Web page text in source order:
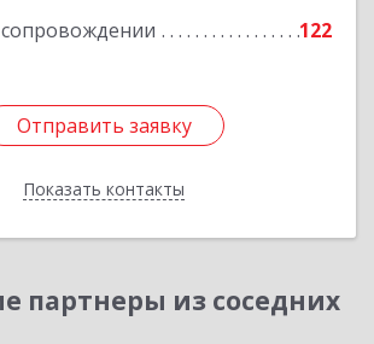
122
Отправить заявку
Показать контакты
Отправить заявку
Назад
партнеры из соседних